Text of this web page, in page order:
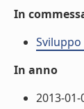
In
In anno
2013-